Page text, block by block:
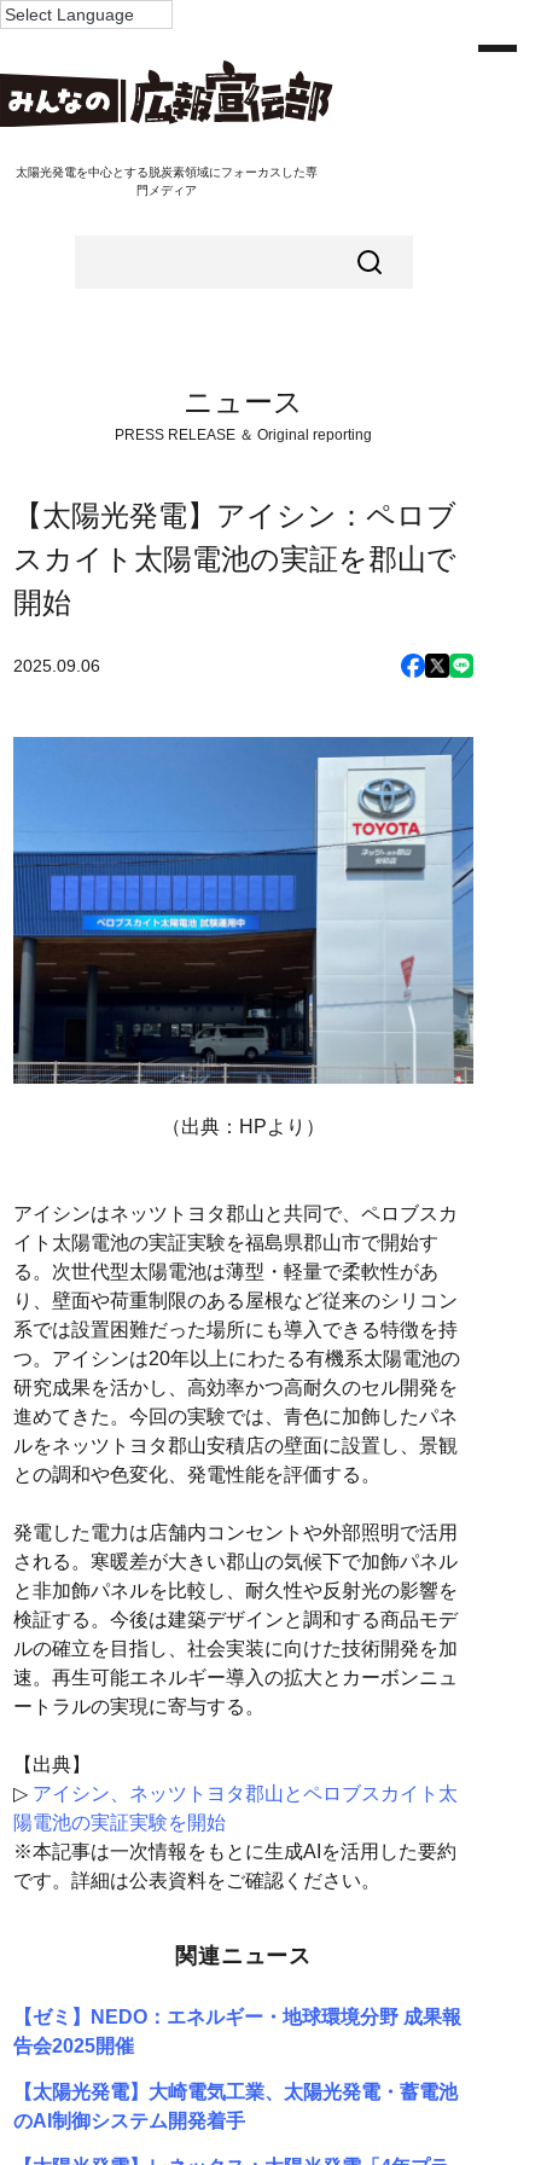
太陽光発電を中心とする脱炭素領域にフォーカスした専
門メディア
ニュース
PRESS RELEASE ＆ Original reporting
【太陽光発電】アイシン：ペロブ
スカイト太陽電池の実証を郡山で
開始
2025.09.06
（出典：HPより）
アイシンはネッツトヨタ郡山と共同で、ペロブスカ
イト太陽電池の実証実験を福島県郡山市で開始す
る。次世代型太陽電池は薄型・軽量で柔軟性があ
り、壁面や荷重制限のある屋根など従来のシリコン
系では設置困難だった場所にも導入できる特徴を持
つ。アイシンは20年以上にわたる有機系太陽電池の
研究成果を活かし、高効率かつ高耐久のセル開発を
進めてきた。今回の実験では、青色に加飾したパネ
ルをネッツトヨタ郡山安積店の壁面に設置し、景観
との調和や色変化、発電性能を評価する。
発電した電力は店舗内コンセントや外部照明で活用
される。寒暖差が大きい郡山の気候下で加飾パネル
と非加飾パネルを比較し、耐久性や反射光の影響を
検証する。今後は建築デザインと調和する商品モデ
ルの確立を目指し、社会実装に向けた技術開発を加
速。再生可能エネルギー導入の拡大とカーボンニュ
ートラルの実現に寄与する。
【出典】
▷ アイシン、ネッツトヨタ郡山とペロブスカイト太
陽電池の実証実験を開始
※本記事は一次情報をもとに生成AIを活用した要約
です。詳細は公表資料をご確認ください。
関連ニュース
【ゼミ】NEDO：エネルギー・地球環境分野 成果報
告会2025開催
【太陽光発電】大崎電気工業、太陽光発電・蓄電池
のAI制御システム開発着手